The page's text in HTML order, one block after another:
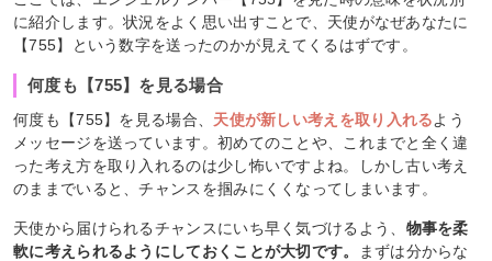
に紹介します。状況をよく思い出すことで、天使がなぜあなたに
【755】という数字を送ったのかが見えてくるはずです。
何度も【755】を見る場合
何度も【755】を見る場合、 天使が新しい考えを取り入れるよう
メッセージを送っています。初めてのことや、これまでと全く違
った考え方を取り入れるのは少し怖いですよね。しかし古い考え
のままでいると、チャンスを掴みにくくなってしまいます。
天使から届けられるチャンスにいち早く気づけるよう、 物事を柔
軟に考えられるようにしておくことが大切です。
まずは分からな